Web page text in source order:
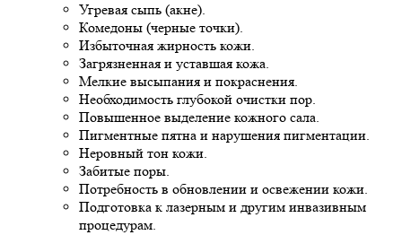
Угревая сыпь (акне).
Комедоны (черные точки).
Избыточная жирность кожи.
Загрязненная и уставшая кожа.
Мелкие высыпания и покраснения.
Необходимость глубокой очистки пор.
Повышенное выделение кожного сала.
Пигментные пятна и нарушения пигментации.
Неровный тон кожи.
Забитые поры.
Потребность в обновлении и освежении кожи.
Подготовка к лазерным и другим инвазивным
процедурам.